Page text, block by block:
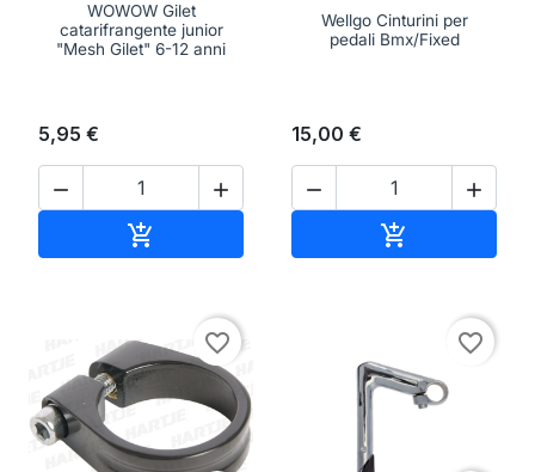
WOWOW Gilet
catarifrangente junior
"Mesh Gilet" 6-12 anni
5,95 €
 

Wellgo Cinturini per
pedali Bmx/Fixed
15,00 €
 

favorite_border favorite_border